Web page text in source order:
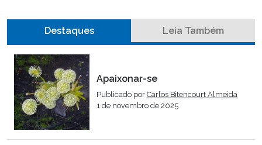
Destaques Leia Também
Apaixonar-se
Publicado porCarlos Bitencourt Almeida
1 de novembro de 2025